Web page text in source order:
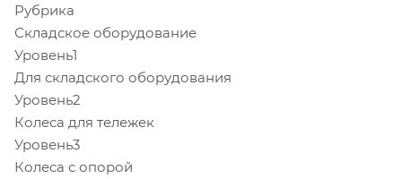
Рубрика
Складское оборудование
Уровень1
Для складского оборудования
Уровень2
Колеса для тележек
Уровень3
Колеса с опорой